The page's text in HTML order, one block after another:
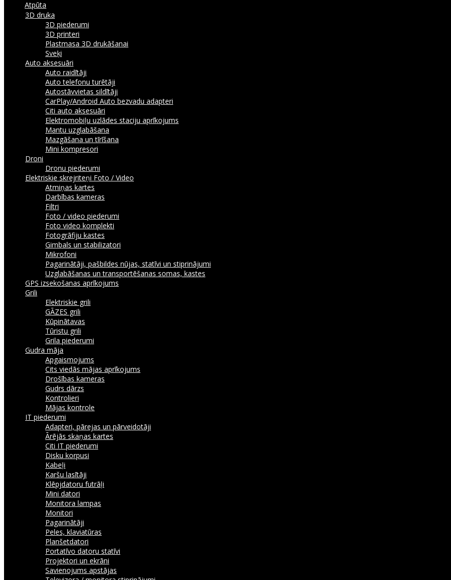
Atpūta
3D druka
3D piederumi
3D printeri
Plastmasa 3D drukāšanai
Sveķi
Auto aksesuāri
Auto raidītāji
Auto telefonu turētāji
Autostāvvietas sildītāji
CarPlay/Android Auto bezvadu adapteri
Citi auto aksesuāri
Elektromobiļu uzlādes staciju aprīkojums
Mantu uzglabāšana
Mazgāšana un tīrīšana
Mini kompresori
Droni
Dronu piederumi
Elektriskie skrejriteņi Foto / Video
Atmiņas kartes
Darbības kameras
Filtri
Foto / video piederumi
Foto video komplekti
Fotogrāfiju kastes
Gimbals un stabilizatori
Mikrofoni
Pagarinātāji, pašbildes nūjas, statīvi un stiprinājumi
Uzglabāšanas un transportēšanas somas, kastes
GPS izsekošanas aprīkojums
Grili
Elektriskie grili
GĀZES grili
Kūpinātavas
Tūristu grili
Grila piederumi
Gudra māja
Apgaismojums
Cits viedās mājas aprīkojums
Drošības kameras
Gudrs dārzs
Kontrolieri
Mājas kontrole
IT piederumi
Adapteri, pārejas un pārveidotāji
Ārējās skaņas kartes
Citi IT piederumi
Disku korpusi
Kabeļi
Karšu lasītāji
Klēpjdatoru futrāļi
Mini datori
Monitora lampas
Monitori
Pagarinātāji
Peles, klaviatūras
Planšetdatori
Portatīvo datoru statīvi
Projektori un ekrāni
Savienojums apstājas